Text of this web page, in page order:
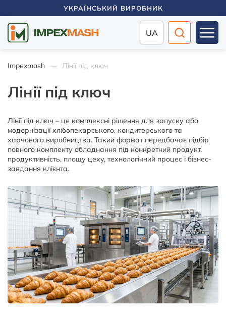
УКРАЇНСЬКИЙ ВИРОБНИК
UA
Impexmash Лінії під ключ
Лінії під ключ
Лінії під ключ – це комплексні рішення для запуску або
модернізації хлібопекарського, кондитерського та
харчового виробництва. Такий формат передбачає підбір
повного комплекту обладнання під конкретний продукт,
продуктивність, площу цеху, технологічний процес і бізнес-
завдання клієнта.